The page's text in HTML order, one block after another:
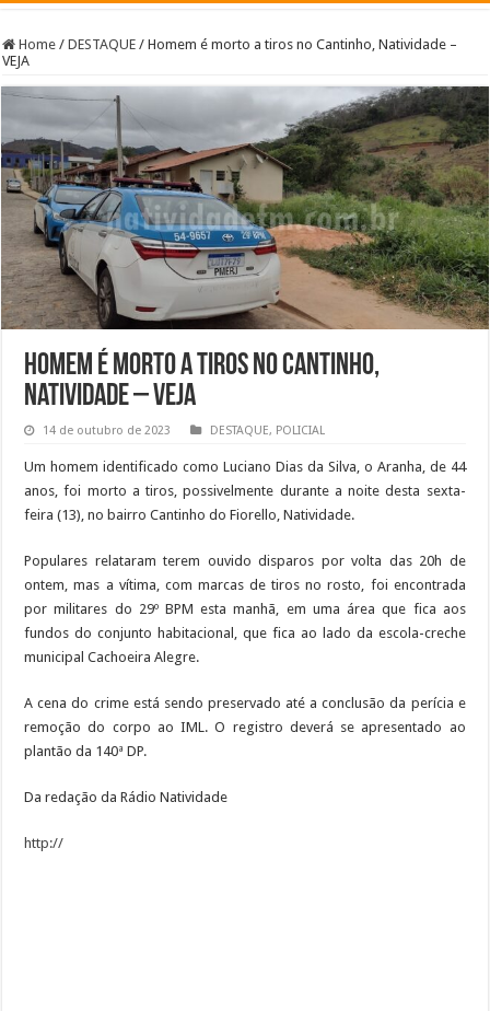
Home / DESTAQUE / Homem é morto a tiros no Cantinho, Natividade –
VEJA
Homem é morto a tiros no Cantinho,
Natividade – VEJA
14 de outubro de 2023 DESTAQUE, POLICIAL
Um homem identificado como Luciano Dias da Silva, o Aranha, de 44
anos, foi morto a tiros, possivelmente durante a noite desta sexta-
feira (13), no bairro Cantinho do Fiorello, Natividade.
Populares relataram terem ouvido disparos por volta das 20h de
ontem, mas a vítima, com marcas de tiros no rosto, foi encontrada
por militares do 29º BPM esta manhã, em uma área que fica aos
fundos do conjunto habitacional, que fica ao lado da escola-creche
municipal Cachoeira Alegre.
A cena do crime está sendo preservado até a conclusão da perícia e
remoção do corpo ao IML. O registro deverá se apresentado ao
plantão da 140ª DP.
Da redação da Rádio Natividade
http://